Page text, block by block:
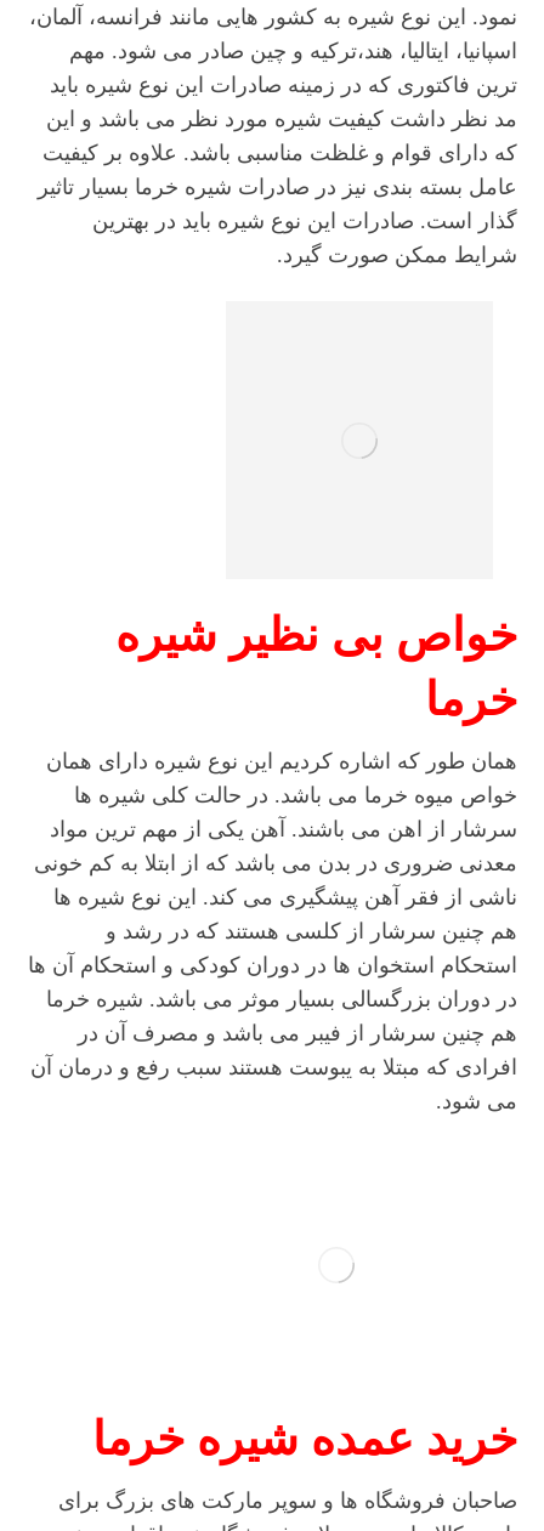
نمود. این نوع شیره به کشور هایی مانند فرانسه، آلمان،
اسپانیا، ایتالیا، هند،ترکیه و چین صادر می شود. مهم
ترین فاکتوری که در زمینه صادرات این نوع شیره باید
مد نظر داشت کیفیت شیره مورد نظر می باشد و این
که دارای قوام و غلظت مناسبی باشد. علاوه بر کیفیت
عامل بسته بندی نیز در صادرات شیره خرما بسیار تاثیر
گذار است. صادرات این نوع شیره باید در بهترین
شرایط ممکن صورت گیرد.
خواص بی نظیر شیره
خرما
همان طور که اشاره کردیم این نوع شیره دارای همان
خواص میوه خرما می باشد. در حالت کلی شیره ها
سرشار از اهن می باشند. آهن یکی از مهم ترین مواد
معدنی ضروری در بدن می باشد که از ابتلا به کم خونی
ناشی از فقر آهن پیشگیری می کند. این نوع شیره ها
هم چنین سرشار از کلسی هستند که در رشد و
استحکام استخوان ها در دوران کودکی و استحکام آن ها
در دوران بزرگسالی بسیار موثر می باشد. شیره خرما
هم چنین سرشار از فیبر می باشد و مصرف آن در
افرادی که مبتلا به یبوست هستند سبب رفع و درمان آن
می شود.
خرید عمده شیره خرما
صاحبان فروشگاه ها و سوپر مارکت های بزرگ برای